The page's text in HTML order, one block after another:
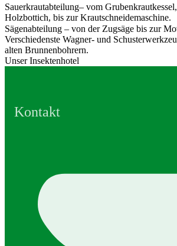
Sauerkrautabteilung– vom
Holzbottich, bis zur Krautschneidemaschine.
Sägenabteilung – von der Zugsäge bis zur
Verschiedenste Wagner- und
alten Brunnenbohrern.
Unser Insektenhotel
Kontakt